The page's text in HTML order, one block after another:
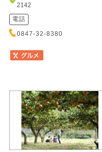
2142
電話
0847-32-8380